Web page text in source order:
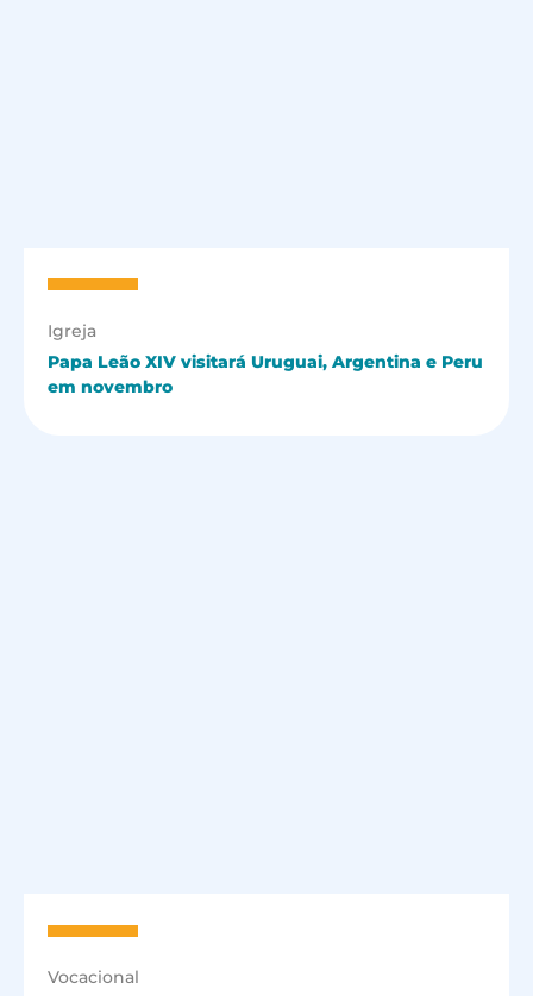
Igreja
Papa Leão XIV visitará Uruguai, Argentina e Peru
em novembro
Vocacional